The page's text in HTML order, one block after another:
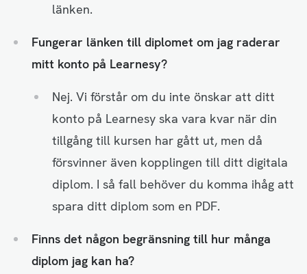
länken.
Fungerar länken till diplomet om jag raderar
mitt konto på Learnesy?
Nej. Vi förstår om du inte önskar att ditt
konto på Learnesy ska vara kvar när din
tillgång till kursen har gått ut, men då
försvinner även kopplingen till ditt digitala
diplom. I så fall behöver du komma ihåg att
spara ditt diplom som en PDF.
Finns det någon begränsning till hur många
diplom jag kan ha?